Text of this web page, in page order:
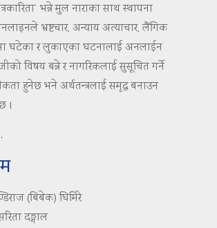
भन्ने मुल नाराका साथ स्थापना
भ्रष्टचार, अन्याय अत्याचार, लैंगिक
घटेका र लुकाएका घटनालाई अनलाईन
विषय बन्ने र नागरिकलाई सुसूचित गर्ने
हुनेछ भने अर्थतन्त्रलाई समृद्ध बनाउन
।
(बिबेक) घिमिरे
दङ्गाल